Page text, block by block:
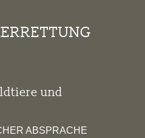
und
ABSPRACHE